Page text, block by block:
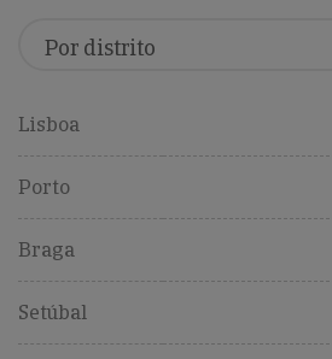
Lisboa
Porto
Braga
Setúbal